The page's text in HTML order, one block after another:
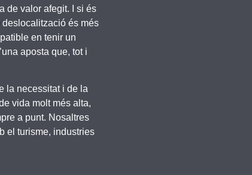
de valor afegit. I si és
és més
en tenir un
aposta que, tot i
la necessitat i de la
vida molt més alta,
a punt. Nosaltres
el turisme, industries